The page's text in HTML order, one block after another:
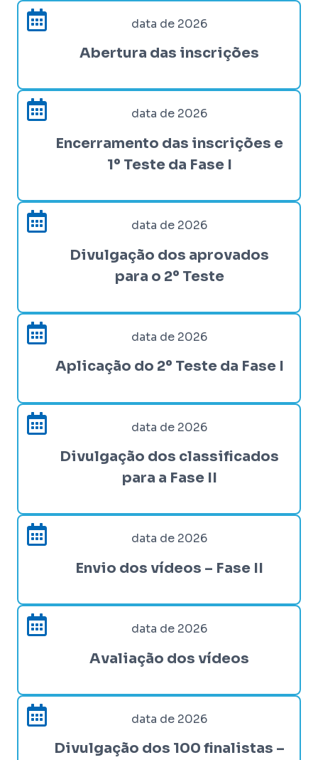
data de 2026
Abertura das inscrições
data de 2026
Encerramento das inscrições e
1º Teste da Fase I
data de 2026
Divulgação dos aprovados
para o 2º Teste
data de 2026
Aplicação do 2º Teste da Fase I
data de 2026
Divulgação dos classificados
para a Fase II
data de 2026
Envio dos vídeos – Fase II
data de 2026
Avaliação dos vídeos
data de 2026
Divulgação dos 100 finalistas –